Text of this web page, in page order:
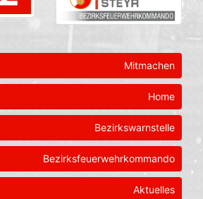
Mitmachen
Home
Bezirkswarnstelle
Bezirksfeuerwehrkommando
Aktuelles